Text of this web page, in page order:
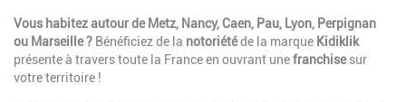
Vous habitez autour de Metz, Nancy, Caen, Pau, Lyon, Perpignan
ou Marseille ? Bénéficiez de la notoriétéde la marque Kidiklik
présente à travers toute la France en ouvrant unefranchisesur
votre territoire !